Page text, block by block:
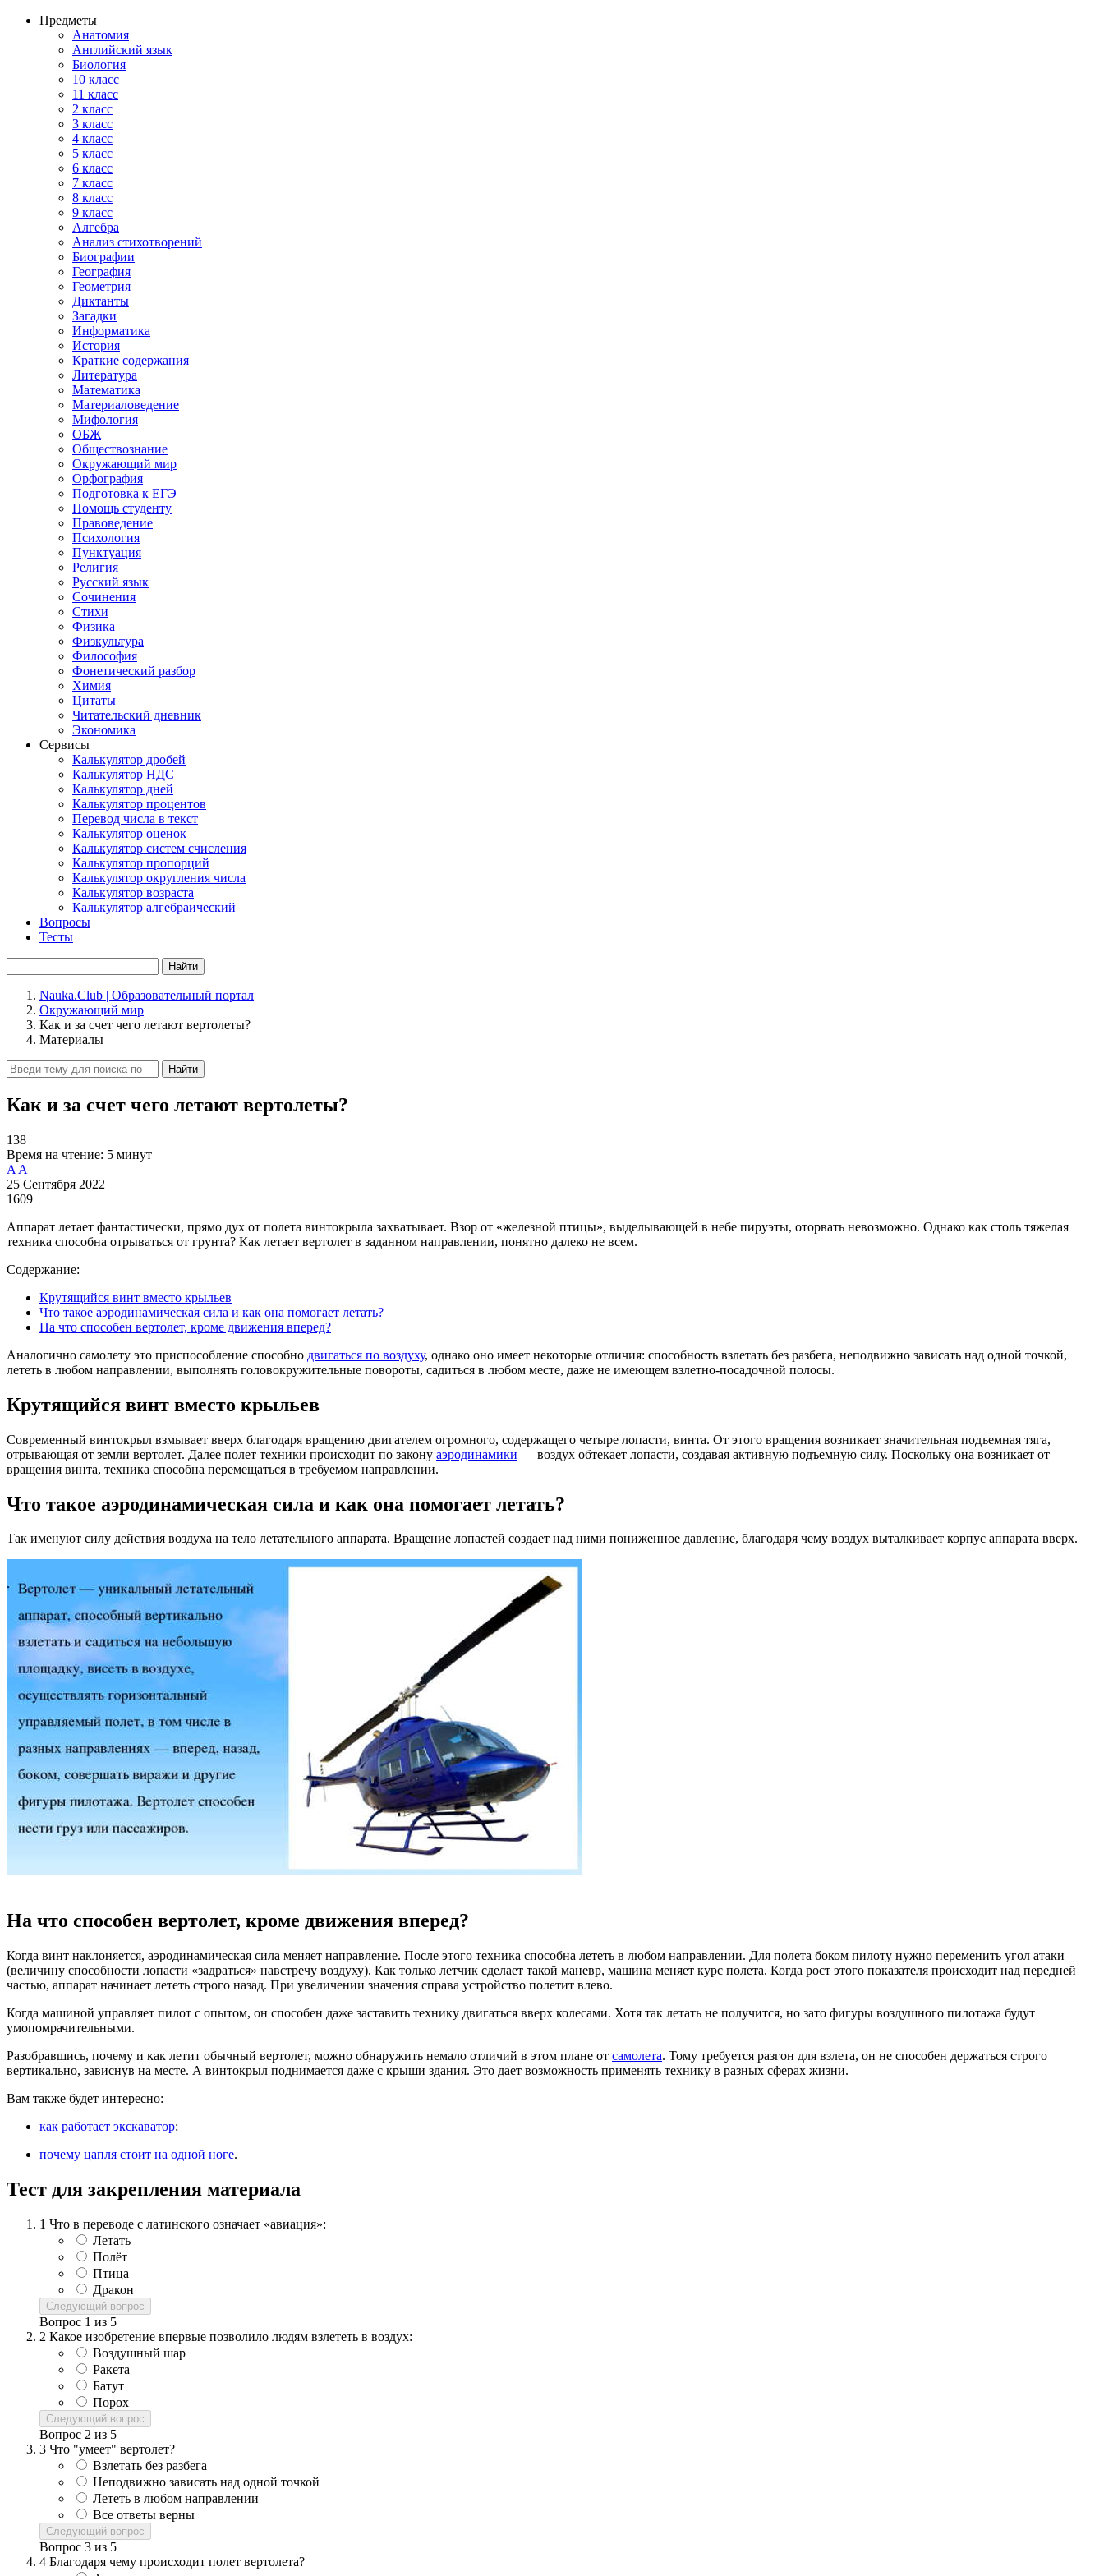
Предметы
Анатомия
Английский язык
Биология
10 класс
11 класс
2 класс
3 класс
4 класс
5 класс
6 класс
7 класс
8 класс
9 класс
Алгебра
Анализ стихотворений
Биографии
География
Геометрия
Диктанты
Загадки
Информатика
История
Краткие содержания
Литература
Математика
Материаловедение
Мифология
ОБЖ
Обществознание
Окружающий мир
Орфография
Подготовка к ЕГЭ
Помощь студенту
Правоведение
Психология
Пунктуация
Религия
Русский язык
Сочинения
Стихи
Физика
Физкультура
Философия
Фонетический разбор
Химия
Цитаты
Читательский дневник
Экономика
Сервисы
Калькулятор дробей
Калькулятор НДС
Калькулятор дней
Калькулятор процентов
Перевод числа в текст
Калькулятор оценок
Калькулятор систем счисления
Калькулятор пропорций
Калькулятор округления числа
Калькулятор возраста
Калькулятор алгебраический
Вопросы
Тесты
Найти
Nauka.Club | Образовательный портал
Окружающий мир
Как и за счет чего летают вертолеты?
Материалы
Найти
Как и за счет чего летают вертолеты?
138
Время на чтение: 5 минут
A A
25 Сентября 2022
1609
Аппарат летает фантастически, прямо дух от полета винтокрыла захватывает. Взор от «железной птицы», выделывающей в небе пируэты, оторвать невозможно. Однако как столь тяжелая
техника способна отрываться от грунта? Как летает вертолет в заданном направлении, понятно далеко не всем.
Содержание:
Крутящийся винт вместо крыльев
Что такое аэродинамическая сила и как она помогает летать?
На что способен вертолет, кроме движения вперед?
Аналогично самолету это приспособление способно двигаться по воздуху, однако оно имеет некоторые отличия: способность взлетать без разбега, неподвижно зависать над одной точкой,
лететь в любом направлении, выполнять головокружительные повороты, садиться в любом месте, даже не имеющем взлетно-посадочной полосы.
Крутящийся винт вместо крыльев
Современный винтокрыл взмывает вверх благодаря вращению двигателем огромного, содержащего четыре лопасти, винта. От этого вращения возникает значительная подъемная тяга,
отрывающая от земли вертолет. Далее полет техники происходит по закону аэродинамики — воздух обтекает лопасти, создавая активную подъемную силу. Поскольку она возникает от
вращения винта, техника способна перемещаться в требуемом направлении.
Что такое аэродинамическая сила и как она помогает летать?
Так именуют силу действия воздуха на тело летательного аппарата. Вращение лопастей создает над ними пониженное давление, благодаря чему воздух выталкивает корпус аппарата вверх.
На что способен вертолет, кроме движения вперед?
Когда винт наклоняется, аэродинамическая сила меняет направление. После этого техника способна лететь в любом направлении. Для полета боком пилоту нужно переменить угол атаки
(величину способности лопасти «задраться» навстречу воздуху). Как только летчик сделает такой маневр, машина меняет курс полета. Когда рост этого показателя происходит над передней
частью, аппарат начинает лететь строго назад. При увеличении значения справа устройство полетит влево.
Когда машиной управляет пилот с опытом, он способен даже заставить технику двигаться вверх колесами. Хотя так летать не получится, но зато фигуры воздушного пилотажа будут
умопомрачительными.
Разобравшись, почему и как летит обычный вертолет, можно обнаружить немало отличий в этом плане от самолета. Тому требуется разгон для взлета, он не способен держаться строго
вертикально, зависнув на месте. А винтокрыл поднимается даже с крыши здания. Это дает возможность применять технику в разных сферах жизни.
Вам также будет интересно:
как работает экскаватор;
почему цапля стоит на одной ноге.
Тест для закрепления материала
1 Что в переводе с латинского означает «авиация»:
Летать
Полёт
Птица
Дракон
Следующий вопрос
Вопрос 1 из 5
2 Какое изобретение впервые позволило людям взлететь в воздух:
Воздушный шар
Ракета
Батут
Порох
Следующий вопрос
Вопрос 2 из 5
3 Что "умеет" вертолет?
Взлетать без разбега
Неподвижно зависать над одной точкой
Лететь в любом направлении
Все ответы верны
Следующий вопрос
Вопрос 3 из 5
4 Благодаря чему происходит полет вертолета?